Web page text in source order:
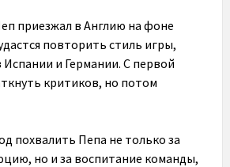
приезжал в Англию на фоне
повторить стиль игры,
и Германии. С первой
критиков, но потом
похвалить Пепа не только за
но и за воспитание команды,